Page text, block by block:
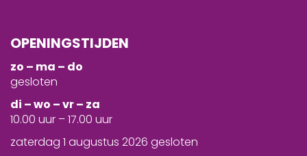
OPENINGSTIJDEN
zo – ma – do
gesloten
di – wo – vr – za
10.00 uur – 17.00 uur
zaterdag 1 augustus 2026 gesloten